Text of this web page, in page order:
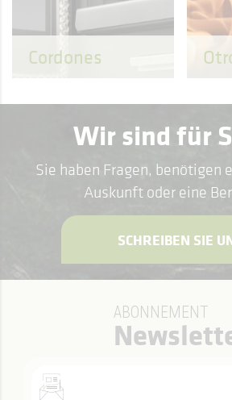
Cordones
Wir sind für
Sie haben Fragen, benötigen
Auskunft oder eine
SCHREIBEN SIE
ABONNEMENT